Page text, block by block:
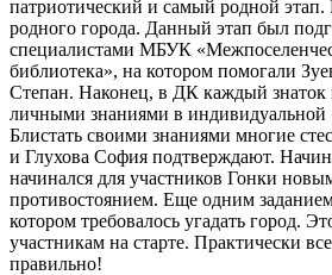
патриотический и самый родной этап.
родного города. Данный этап был
специалистами МБУК
библиотека», на котором помогали
Степан. Наконец, в ДК каждый знаток
личными знаниями в индивидуальной
Блистать своими знаниями многие
и Глухова София подтверждают.
начинался для участников Гонки
противостоянием. Еще одним
котором требовалось угадать город.
участникам на старте. Практически
правильно!